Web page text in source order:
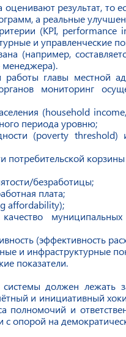
результат, то
а реальные
(KPI,
и управленческие
(например,
менеджера).
главы местной
мониторинг
(household
периода уровню;
(poverty
потребительской
безработицы;
плата;
affordability);
муниципальных
(эффективность
и инфраструктурные
показатели.
должен лежать
и инициативный
полномочий и
с опорой на